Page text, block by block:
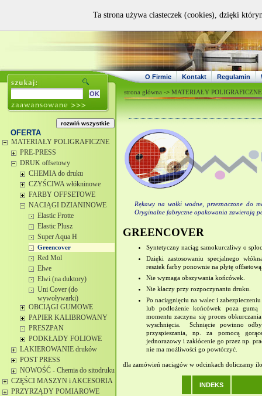
O Firmie Kontakt Regulamin
OFERTA
MATERIAŁY POLIGRAFICZNE
PRE-PRESS
DRUK offsetowy
CHEMIA do druku
CZYŚCIWA włókninowe
FARBY OFFSETOWE
NACIĄGI DZIANINOWE
Elastic Frotte
Elastic Plusz
Super Aqua H
Greencover
Red Mol
Elwe
Elwi (na duktory)
Uni Cover (do
wywoływarki)
OBCIĄGI GUMOWE
PAPIER KALIBROWANY
PRESZPAN
PODKŁADY FOLIOWE
LAKIEROWANIE druków
POST PRESS
NOWOŚĆ - Chemia do sitodruku
CZĘŚCI MASZYN i AKCESORIA
PRZYRZĄDY POMIAROWE
strona główna -> MATERIAŁY POLIGRAFICZNE
Rękawy na wałki wodne, przeznaczone do
Oryginalne fabryczne opakowania zawierają
GREENCOVER
Syntetyczny naciąg samokurczliwy o
Dzięki zastosowaniu specjalnego
resztek farby ponownie na płytę
Nie wymaga obszywania końcówek.
Nie kłaczy przy rozpoczynaniu druku.
Po naciągnięciu na walec i
lub podłożenie końcówek poza
momentu zaczyna się proces
wyschnięcia. Schnięcie powinno
przyspieszania, np. za pomocą
jednorazowy i zakłócenie go przez np.
nie ma możliwości go powtórzyć.
dla zamówień naciągów w odcinkach doliczamy
INDEKS
Ta strona używa ciasteczek (cookies), dzięki